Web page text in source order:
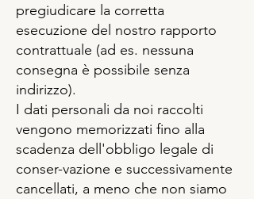
pregiudicare la corretta
esecuzione del nostro rapporto
contrattuale (ad es. nessuna
consegna è possibile senza
indirizzo).
I dati personali da noi raccolti
vengono memorizzati fino alla
scadenza dell'obbligo legale di
conser-vazione e successivamente
cancellati, a meno che non siamo